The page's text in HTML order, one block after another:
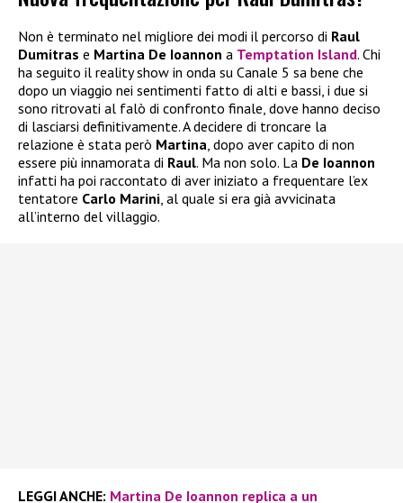
Non è terminato nel migliore dei modi il percorso di Raul
Dumitras e Martina De Ioannon a Temptation Island. Chi
ha seguito il reality show in onda su Canale 5 sa bene che
dopo un viaggio nei sentimenti fatto di alti e bassi, i due si
sono ritrovati al falò di confronto finale, dove hanno deciso
di lasciarsi definitivamente. A decidere di troncare la
relazione è stata però Martina, dopo aver capito di non
essere più innamorata di Raul. Ma non solo. La De Ioannon
infatti ha poi raccontato di aver iniziato a frequentare l’ex
tentatore Carlo Marini, al quale si era già avvicinata
all’interno del villaggio.
LEGGI ANCHE: Martina De Ioannon replica a un